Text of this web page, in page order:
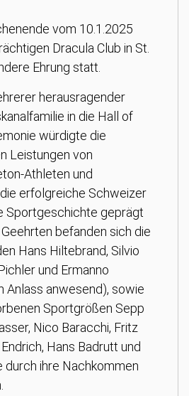
vom 10.1.2025
Dracula Club in St.
Ehrung statt.
herausragender
in die Hall of
würdigte die
Leistungen von
Athleten und
erfolgreiche Schweizer
Sportgeschichte geprägt
befanden sich die
Hans Hiltebrand, Silvio
und Ermanno
Anlass anwesend), sowie
Sportgrößen Sepp
Nico Baracchi, Fritz
Hans Badrutt und
durch ihre Nachkommen